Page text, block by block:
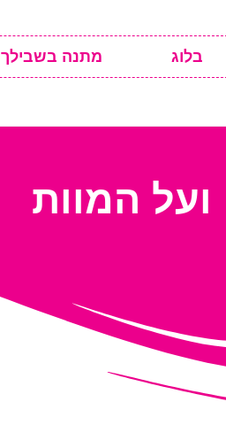
בלוג מתנה בשבילך
המוות